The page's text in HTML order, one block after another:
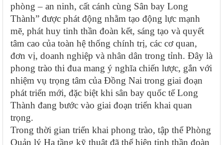
phòng – an ninh, cất cánh cùng Sân bay Long
Thành” được phát động nhằm tạo động lực mạnh
mẽ, phát huy tinh thần đoàn kết, sáng tạo và quyết
tâm cao của toàn hệ thống chính trị, các cơ quan,
đơn vị, doanh nghiệp và nhân dân trong tỉnh. Đây là
phong trào thi đua mang ý nghĩa chiến lược, gắn với
nhiệm vụ trọng tâm của Đồng Nai trong giai đoạn
phát triển mới, đặc biệt khi sân bay quốc tế Long
Thành đang bước vào giai đoạn triển khai quan
trọng.
Trong thời gian triển khai phong trào, tập thể Phòng
Quản lý Hạ tầng kỹ thuật đã thể hiện tinh thần đoàn